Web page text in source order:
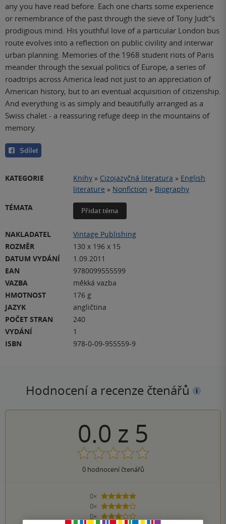
any you have read before. Each one charts some experience
or remembrance of the past through the sieve of Tony Judt''s
prodigious mind. His youthful love of a particular London bus
route evolves into a reflection on public civility and interwar
urban planning. Memories of the 1968 student riots of Paris
meander through the sexual politics of Europe, a series of
roadtrips across America lead not just to an appreciation of
American history, but to an eventual acquisition of citizenship.
And everything is as simply and beautifully arranged as a
Swiss chalet - a reassuring refuge deep in the mountains of
memory.
Sdílet
KATEGORIE Knihy » Cizojazyčná literatura » English
literature » Nonfiction » Biography
TÉMATA
Přidat téma
NAKLADATEL
Vintage Publishing
ROZMĚR
130 x 196 x 15
DATUM VYDÁNÍ
1.09.2011
EAN
9780099555599
VAZBA
měkká vazba
HMOTNOST
176 g
JAZYK
angličtina
POČET STRAN
240
VYDÁNÍ
1
ISBN
978-0-09-955559-9
Hodnocení a recenze čtenářů
0.0 z 5
0hodnocení čtenářů
0×
5 hvězdiček
0×
4 hvězdičky
0×
3 hvězdičky